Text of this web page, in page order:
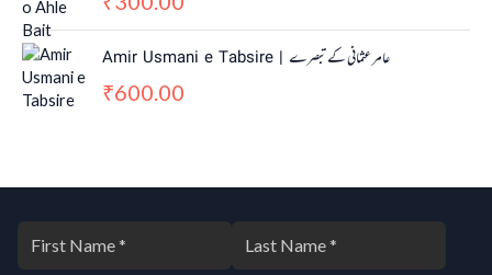
Amir Usmani e Tabsire | عامر عثمانی کے تبصرے
₹600.00